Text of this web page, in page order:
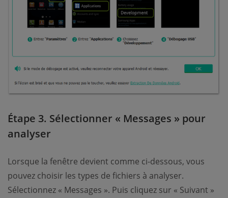
Étape 3. Sélectionner « Messages » pour
analyser
Lorsque la fenêtre devient comme ci-dessous, vous
pouvez choisir les types de fichiers à analyser.
Sélectionnez « Messages ». Puis cliquez sur « Suivant »